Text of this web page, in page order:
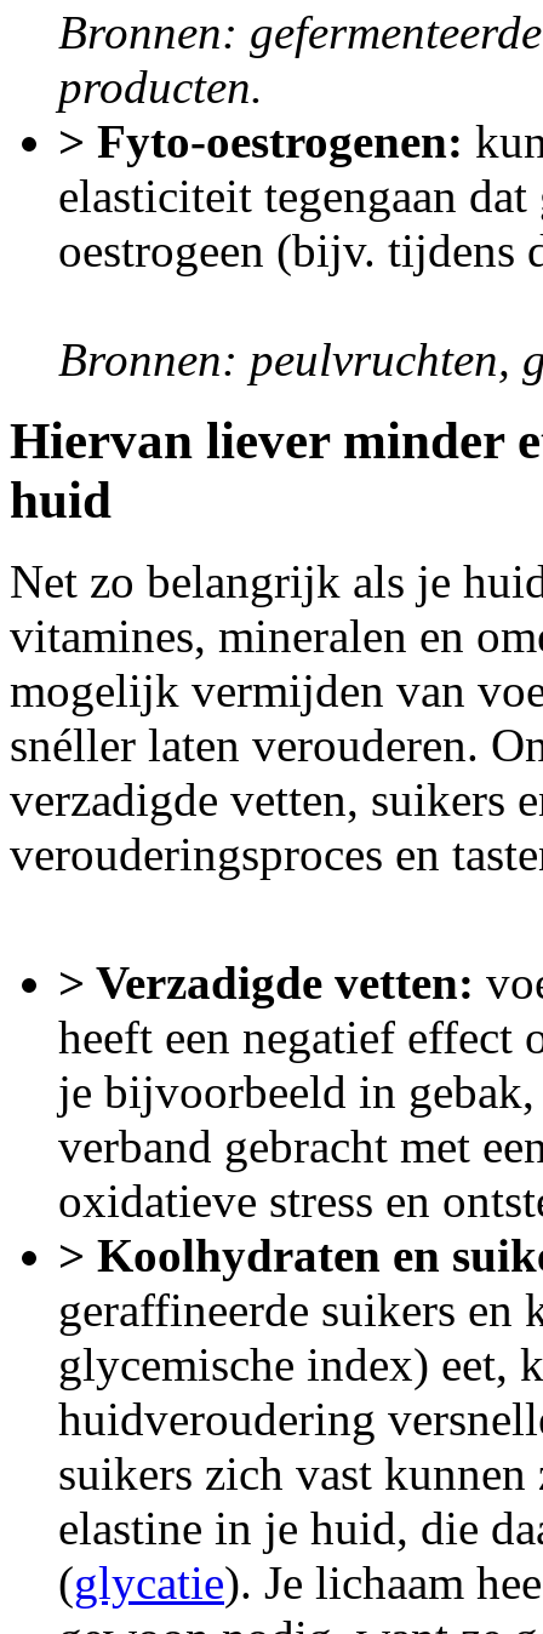
Bronnen:
producten.
> Fyto-oestrogenen:
elasticiteit tegengaan
oestrogeen (bijv. tijdens
Bronnen: peulvruchten,
Hiervan liever minder
huid
Net zo belangrijk als je
vitamines, mineralen en
mogelijk vermijden van
snéller laten verouderen.
verzadigde vetten, suikers
verouderingsproces en
> Verzadigde vetten:
heeft een negatief effect
je bijvoorbeeld in
verband gebracht met
oxidatieve stress en
> Koolhydraten en
geraffineerde suikers en
glycemische index) eet,
huidveroudering
suikers zich vast kunnen
elastine in je huid, die
(glycatie). Je lichaam